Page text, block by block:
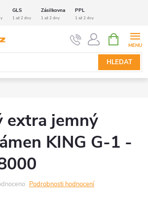
GLS Zásilkovna PPL
1 až 2 dny 1 až 2 dny 1 až 2 dny
HLEDAT
NÁKUPNÍ
KOŠÍK
extra jemný
KING G-1 -
Podrobnosti hodnocení